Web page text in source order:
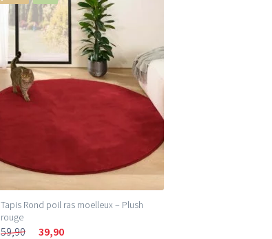
Tapis Rond poil ras moelleux – Plush
rouge
59,90 39,90